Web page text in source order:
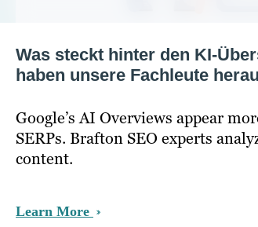
Was steckt hinter den KI-
haben unsere Fachleute
Google’s AI Overviews appear
SERPs. Brafton SEO experts
content.
Learn More